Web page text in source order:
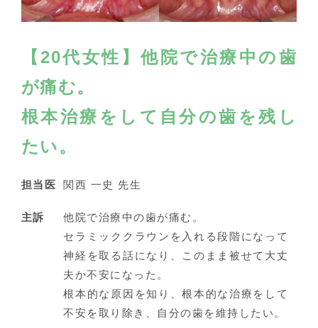
【20代女性】他院で治療中の歯
が痛む。
根本治療をして自分の歯を残し
たい。
担当医 関西 一史 先生
主訴
他院で治療中の歯が痛む。
セラミッククラウンを入れる段階になって
神経を取る話になり、このまま被せて大丈
夫か不安になった。
根本的な原因を知り、根本的な治療をして
不安を取り除き、自分の歯を維持したい。